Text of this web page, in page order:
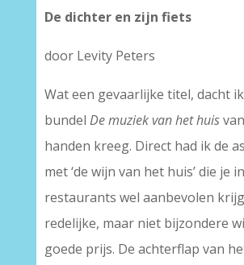
De dichter en zijn fiets
door Levity Peters
Wat een gevaarlijke titel, dacht
bundel De muziek van het huis
handen kreeg. Direct had ik de
met ‘de wijn van het huis’ die je
restaurants wel aanbevolen
redelijke, maar niet bijzondere
goede prijs. De achterflap van